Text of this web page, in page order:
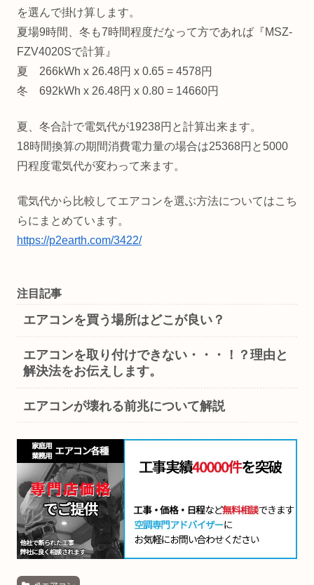
を選んで掛け算します。
夏場9時間、冬も7時間程度だなって方であれば『MSZ-
FZV4020Sで計算』
夏 266kWh x 26.48円 x 0.65 = 4578円
冬 692kWh x 26.48円 x 0.80 = 14660円
夏、冬合計で電気代が19238円と計算出来ます。
18時間換算の期間消費電力量の場合は25368円と5000
円程度電気代が変わって来ます。
電気代から比較してエアコンを選ぶ方法についてはこち
らにまとめています。
https://p2earth.com/3422/
注目記事
エアコンを買う場所はどこが良い？
エアコンを取り付けできない・・・！？理由と
解決法をお伝えします。
エアコンが壊れる前兆について解説